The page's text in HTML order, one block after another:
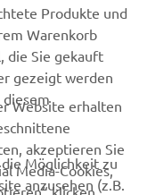
und vielem mehr.
Produkte und
Warenkorb
die Sie gekauft
gezeigt werden
diesem
Möglichkeit zu
anzusehen (z.B.
Website erhalten
akzeptieren Sie
Media-Cookies,
klicken.